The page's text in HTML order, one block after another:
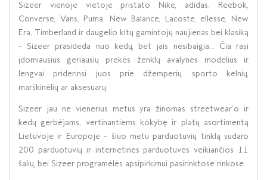
Sizeer vienoje vietoje pristato Nike, adidas, Reebok,
Converse, Vans, Puma, New Balance, Lacoste, ellesse, New
Era, Timberland ir daugelio kitų gamintojų naujienas bei klasiką
– Sizeer prasideda nuo kedų, bet jais nesibaigia... Čia rasi
įdomiausius geriausių prekės ženklų avalynės modelius ir
lengvai priderinsi juos prie džemperių, sporto kelnių,
marškinėlių ar aksesuarų.
Sizeer jau ne vienerius metus yra žinomas streetwear‘o ir
kedų gerbėjams, vertinantiems kokybę ir platų asortimentą
Lietuvoje ir Europoje – šiuo metu parduotuvių tinklą sudaro
200 parduotuvių ir internetinės parduotuvės veikiančios 11
šalių, bei Sizeer programėlės apsipirkimui pasirinktose rinkose.